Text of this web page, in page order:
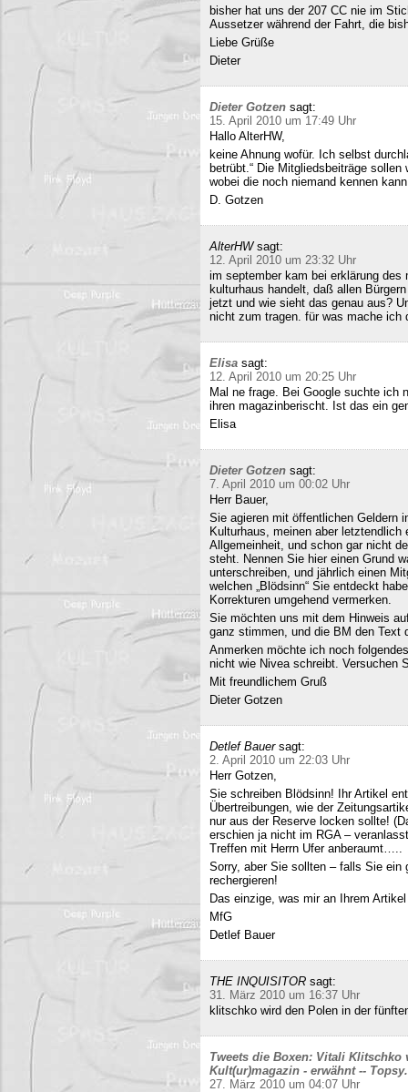
bisher hat uns der 207 CC nie im
Aussetzer während der Fahrt, die
Liebe Grüße
Dieter
Dieter Gotzen sagt:
15. April 2010 um 17:49 Uhr
Hallo AlterHW,
keine Ahnung wofür. Ich selbst
betrübt.“ Die Mitgliedsbeiträge
wobei die noch niemand kennen
D. Gotzen
AlterHW sagt:
12. April 2010 um 23:32 Uhr
im september kam bei erklärung
kulturhaus handelt, daß allen
jetzt und wie sieht das genau aus?
nicht zum tragen. für was mache ich
Elisa sagt:
12. April 2010 um 20:25 Uhr
Mal ne frage. Bei Google suchte ich
ihren magazinberischt. Ist das ein
Elisa
Dieter Gotzen sagt:
7. April 2010 um 00:02 Uhr
Herr Bauer,
Sie agieren mit öffentlichen Geldern
Kulturhaus, meinen aber
Allgemeinheit, und schon gar nicht
steht. Nennen Sie hier einen Grund
unterschreiben, und jährlich einen
welchen „Blödsinn“ Sie entdeckt
Korrekturen umgehend vermerken.
Sie möchten uns mit dem Hinweis
ganz stimmen, und die BM den Text
Anmerken möchte ich noch
nicht wie Nivea schreibt. Versuchen
Mit freundlichem Gruß
Dieter Gotzen
Detlef Bauer sagt:
2. April 2010 um 22:03 Uhr
Herr Gotzen,
Sie schreiben Blödsinn! Ihr Artikel
Übertreibungen, wie der
nur aus der Reserve locken sollte!
erschien ja nicht im RGA –
Treffen mit Herrn Ufer anberaumt…..
Sorry, aber Sie sollten – falls Sie ein
rechergieren!
Das einzige, was mir an Ihrem
MfG
Detlef Bauer
THE INQUISITOR sagt:
31. März 2010 um 16:37 Uhr
klitschko wird den Polen in der
Tweets die Boxen: Vitali Klitschko
Kult(ur)magazin - erwähnt --
27. März 2010 um 04:07 Uhr